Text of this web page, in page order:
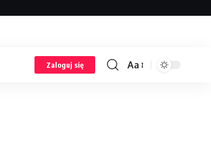
z wpisów nie pochodzi od użytkowników, a
Zaloguj się Aa